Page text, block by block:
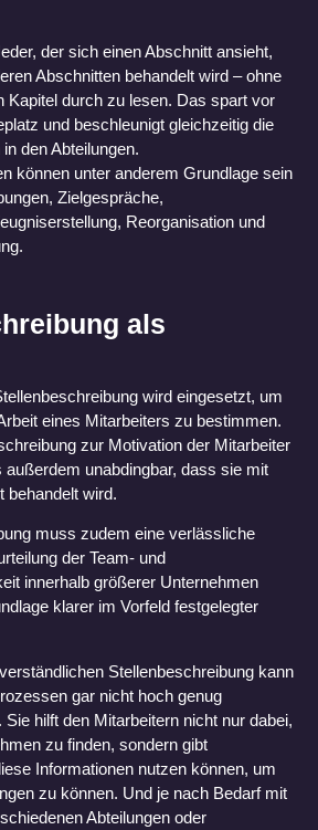
der sich einen Abschnitt ansieht,
Abschnitten behandelt wird – ohne
Kapitel durch zu lesen. Das spart vor
und beschleunigt gleichzeitig die
den Abteilungen.
können unter anderem Grundlage sein
Zielgespräche,
Reorganisation und
als
wird eingesetzt, um
eines Mitarbeiters zu bestimmen.
zur Motivation der Mitarbeiter
außerdem unabdingbar, dass sie mit
behandelt wird.
muss zudem eine verlässliche
der Team- und
innerhalb größerer Unternehmen
klarer im Vorfeld festgelegter
Stellenbeschreibung kann
gar nicht hoch genug
hilft den Mitarbeitern nicht nur dabei,
zu finden, sondern gibt
Informationen nutzen können, um
zu können. Und je nach Bedarf mit
Abteilungen oder